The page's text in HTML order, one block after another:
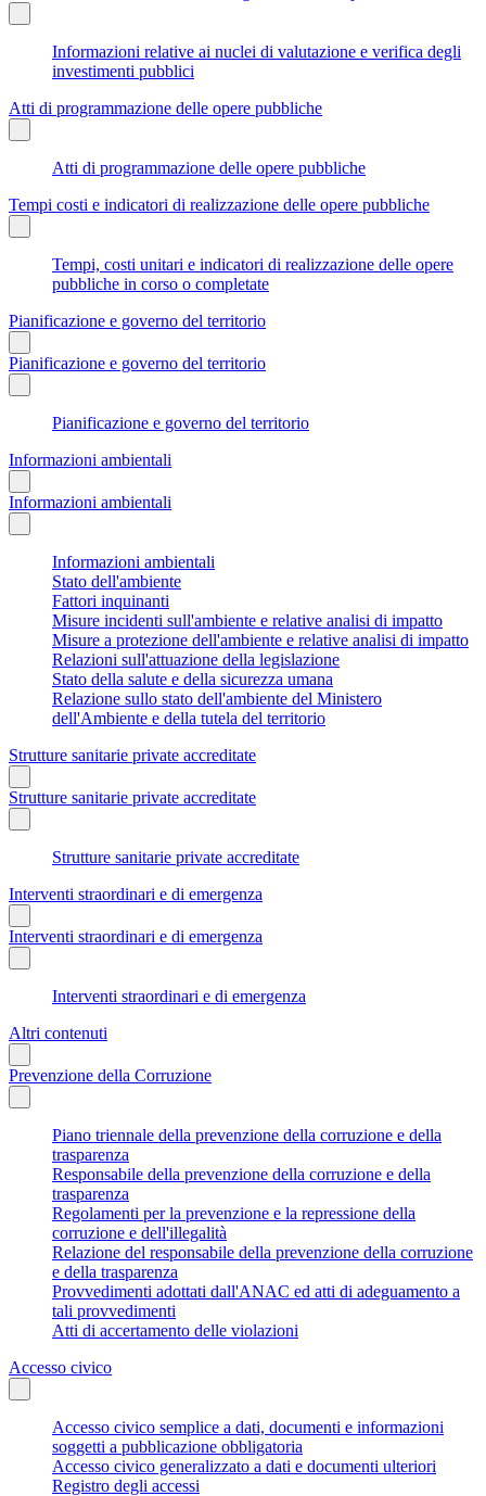
Informazioni relative ai nuclei di valutazione e verifica degli
investimenti pubblici
Atti di programmazione delle opere pubbliche
Atti di programmazione delle opere pubbliche
Tempi costi e indicatori di realizzazione delle opere pubbliche
Tempi, costi unitari e indicatori di realizzazione delle opere
pubbliche in corso o completate
Pianificazione e governo del territorio
Pianificazione e governo del territorio
Pianificazione e governo del territorio
Informazioni ambientali
Informazioni ambientali
Informazioni ambientali
Stato dell'ambiente
Fattori inquinanti
Misure incidenti sull'ambiente e relative analisi di impatto
Misure a protezione dell'ambiente e relative analisi di impatto
Relazioni sull'attuazione della legislazione
Stato della salute e della sicurezza umana
Relazione sullo stato dell'ambiente del Ministero
dell'Ambiente e della tutela del territorio
Strutture sanitarie private accreditate
Strutture sanitarie private accreditate
Strutture sanitarie private accreditate
Interventi straordinari e di emergenza
Interventi straordinari e di emergenza
Interventi straordinari e di emergenza
Altri contenuti
Prevenzione della Corruzione
Piano triennale della prevenzione della corruzione e della
trasparenza
Responsabile della prevenzione della corruzione e della
trasparenza
Regolamenti per la prevenzione e la repressione della
corruzione e dell'illegalità
Relazione del responsabile della prevenzione della corruzione
e della trasparenza
Provvedimenti adottati dall'ANAC ed atti di adeguamento a
tali provvedimenti
Atti di accertamento delle violazioni
Accesso civico
Accesso civico semplice a dati, documenti e informazioni
soggetti a pubblicazione obbligatoria
Accesso civico generalizzato a dati e documenti ulteriori
Registro degli accessi